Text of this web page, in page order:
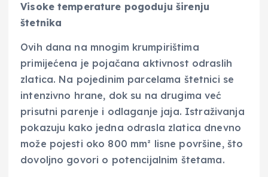
Visoke temperature pogoduju širenju
štetnika
Ovih dana na mnogim krumpirištima
primijećena je pojačana aktivnost odraslih
zlatica. Na pojedinim parcelama štetnici se
intenzivno hrane, dok su na drugima već
prisutni parenje i odlaganje jaja. Istraživanja
pokazuju kako jedna odrasla zlatica dnevno
može pojesti oko 800 mm² lisne površine, što
dovoljno govori o potencijalnim štetama.